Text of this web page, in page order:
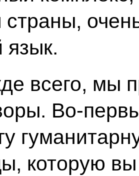
язык.
всего, мы
которую